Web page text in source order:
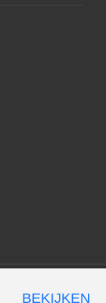
Is dat akkoord?
BEKIJKEN